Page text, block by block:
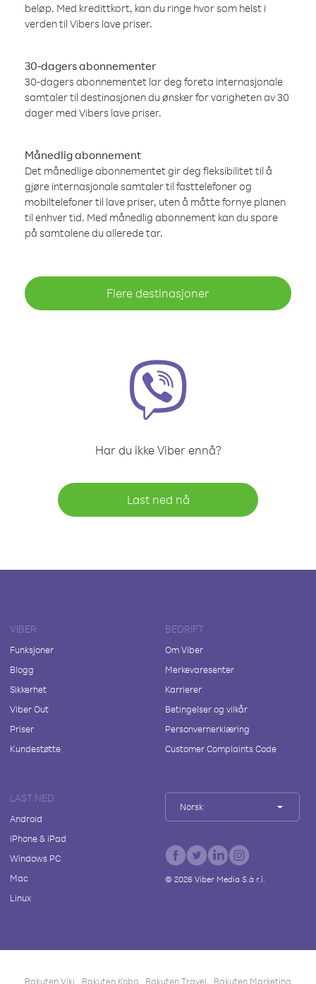
beløp. Med kredittkort, kan du ringe hvor som helst i
verden til Vibers lave priser.
30-dagers abonnementer
30-dagers abonnementet lar deg foreta internasjonale
samtaler til destinasjonen du ønsker for varigheten av 30
dager med Vibers lave priser.
Månedlig abonnement
Det månedlige abonnementet gir deg fleksibilitet til å
gjøre internasjonale samtaler til fasttelefoner og
mobiltelefoner til lave priser, uten å måtte fornye planen
til enhver tid. Med månedlig abonnement kan du spare
på samtalene du allerede tar.
Flere destinasjoner
Har du ikke Viber ennå?
Last ned nå
VIBER
Funksjoner
Blogg
Sikkerhet
Viber Out
Priser
Kundestøtte
BEDRIFT
Om Viber
Merkevaresenter
Karrierer
Betingelser og vilkår
Personvernerklæring
Customer Complaints Code
LAST NED
Android
iPhone & iPad
Windows PC
Mac
Linux
Norsk
© 2026Viber Media S.à r.l.
Rakuten Viki Rakuten Kobo Rakuten Travel Rakuten Marketing